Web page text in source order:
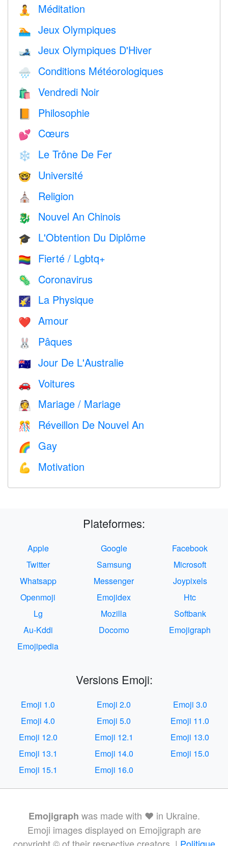
🧘 Méditation
🏊 Jeux Olympiques
🎿 Jeux Olympiques D'Hiver
🌧 Conditions Météorologiques
🛍 Vendredi Noir
📙 Philosophie
💕 Cœurs
❄️ Le Trône De Fer
🤓 Université
⛪️ Religion
🐉 Nouvel An Chinois
🎓 L'Obtention Du Diplôme
🏳️‍🌈 Fierté / Lgbtq+
🦠 Coronavirus
🌠 La Physique
❤️️ Amour
🐰 Pâques
🇦🇺 Jour De L'Australie
🚗 Voitures
👰 Mariage / Mariage
🎊 Réveillon De Nouvel An
🌈 Gay
💪 Motivation
Plateformes:
Apple Google
Facebook
Twitter
Samsung
Microsoft
Whatsapp
Messenger
Joypixels
Openmoji
Emojidex
Htc
Lg
Mozilla
Softbank
Au-Kddi
Docomo
Emojigraph
Emojipedia
Versions Emoji:
Emoji 1.0 Emoji 2.0
Emoji 3.0
Emoji 4.0
Emoji 5.0
Emoji 11.0
Emoji 12.0
Emoji 12.1
Emoji 13.0
Emoji 13.1
Emoji 14.0
Emoji 15.0
Emoji 15.1
Emoji 16.0
Emojigraph was made with ❤️ in Ukraine.
Emoji images displayed on Emojigraph are